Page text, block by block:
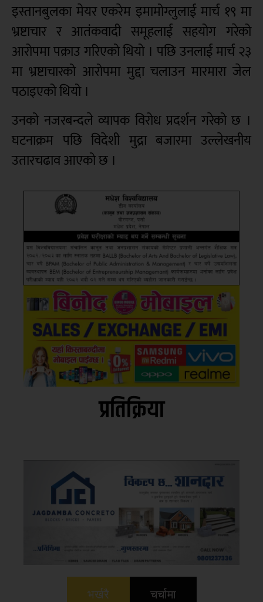
इस्तानबुलका मेयर एकरेम इमामोग्लुलाई मार्च १९ मा
भ्रष्टाचार र आतंकवादी समूहलाई सहयोग गरेको
आरोपमा पक्राउ गरिएको थियो । पछि उनलाई मार्च २३
मा भ्रष्टाचारको आरोपमा मुद्दा चलाउन मारमारा जेल
पठाइएको थियो ।
उनको नजरबन्दले व्यापक विरोध प्रदर्शन गरेको छ ।
घटनाक्रम पछि विदेशी मुद्रा बजारमा उल्लेखनीय
उतारचढाव आएको छ ।
प्रतिक्रिया
भर्खरै चर्चामा